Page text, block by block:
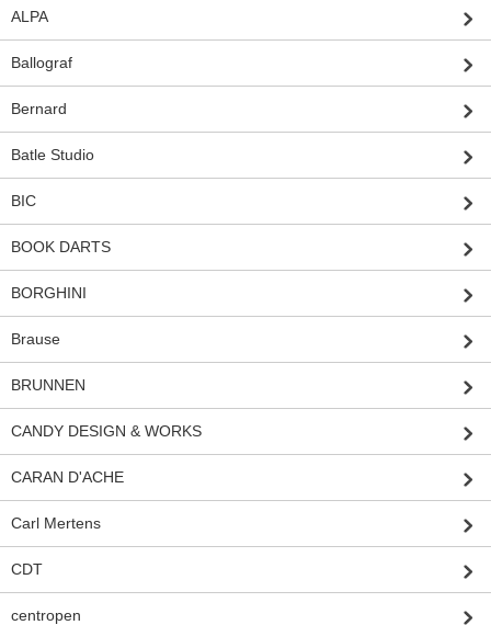
ALPA
Ballograf
Bernard
Batle Studio
BIC
BOOK DARTS
BORGHINI
Brause
BRUNNEN
CANDY DESIGN & WORKS
CARAN D'ACHE
Carl Mertens
CDT
centropen